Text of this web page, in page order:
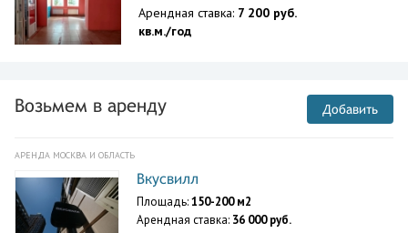
Арендная ставка: 7 200 руб.
кв.м./год
Возьмем в аренду Добавить
АРЕНДА МОСКВА И ОБЛАСТЬ
Вкусвилл
Площадь:150-200 м2
Арендная ставка: 36 000 руб.